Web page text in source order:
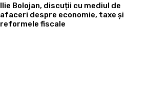
Ilie Bolojan, discuții cu mediul de
afaceri despre economie, taxe și
reformele fiscale